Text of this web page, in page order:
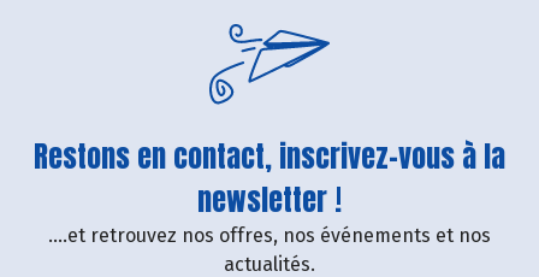
Restons en contact, inscrivez-vous à la
newsletter !
....et retrouvez nos offres, nos événements et nos
actualités.